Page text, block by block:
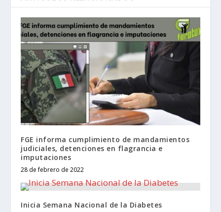
FGE informa cumplimiento de mandamientos
judiciales, detenciones en flagrancia e
imputaciones
28 de febrero de 2022
Inicia Semana Nacional de la Diabetes